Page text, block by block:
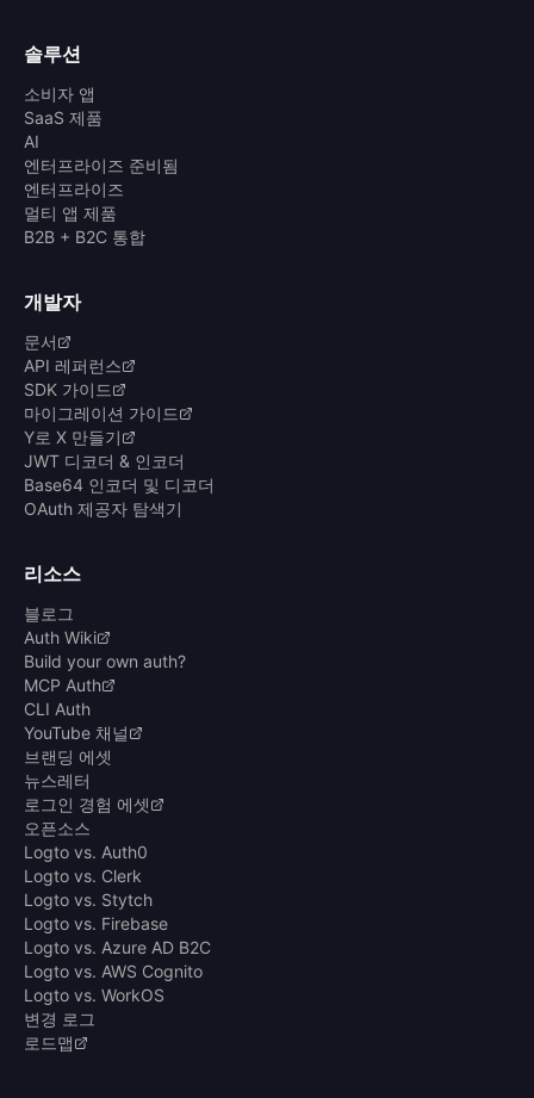
솔루션
소비자 앱
SaaS 제품
AI
엔터프라이즈 준비됨
엔터프라이즈
멀티 앱 제품
B2B + B2C 통합
개발자
문서
API 레퍼런스
SDK 가이드
마이그레이션 가이드
Y로 X 만들기
JWT 디코더 & 인코더
Base64 인코더 및 디코더
OAuth 제공자 탐색기
리소스
블로그
Auth Wiki
Build your own auth?
MCP Auth
CLI Auth
YouTube 채널
브랜딩 에셋
뉴스레터
로그인 경험 에셋
오픈소스
Logto vs. Auth0
Logto vs. Clerk
Logto vs. Stytch
Logto vs. Firebase
Logto vs. Azure AD B2C
Logto vs. AWS Cognito
Logto vs. WorkOS
변경 로그
로드맵